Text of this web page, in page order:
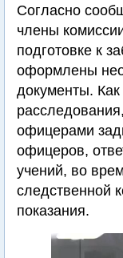
Согласно
члены
подготовке к
оформлены
документы.
офицерами
офицеров,
учений, во
следственной
показания.